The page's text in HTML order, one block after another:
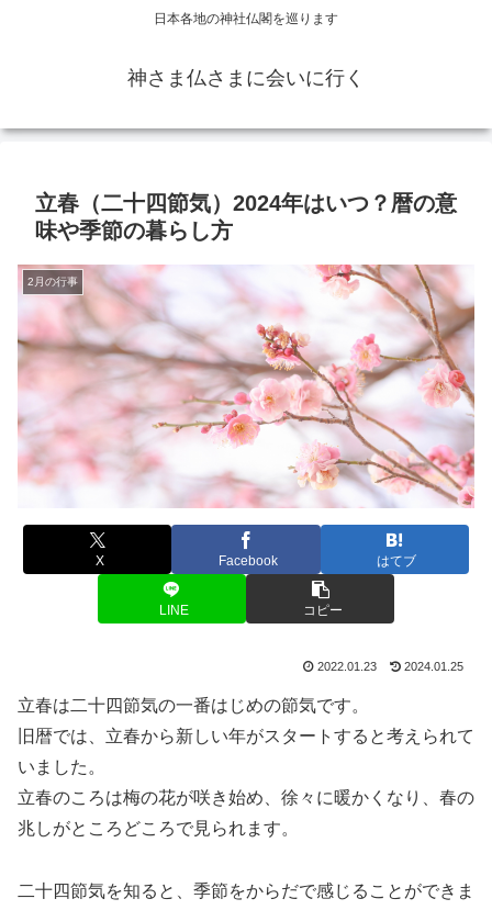
日本各地の神社仏閣を巡ります
神さま仏さまに会いに行く
立春（二十四節気）2024年はいつ？暦の意
味や季節の暮らし方
2月の行事
X Facebook はてブ
LINE コピー
2022.01.23 2024.01.25
立春は二十四節気の一番はじめの節気です。
旧暦では、立春から新しい年がスタートすると考えられて
いました。
立春のころは梅の花が咲き始め、徐々に暖かくなり、春の
兆しがところどころで見られます。
二十四節気を知ると、季節をからだで感じることができま